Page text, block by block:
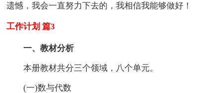
遗憾，我会一直努力下去的，我相信我能够做好！
工作计划 篇3
一、教材分析
本册教材共分三个领域，八个单元。
(一)数与代数